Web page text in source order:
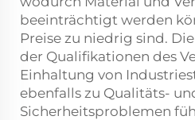
beeinträchtigt werden
Preise zu niedrig sind.
der Qualifikationen des
Einhaltung von
ebenfalls zu Qualitäts-
Sicherheitsproblemen